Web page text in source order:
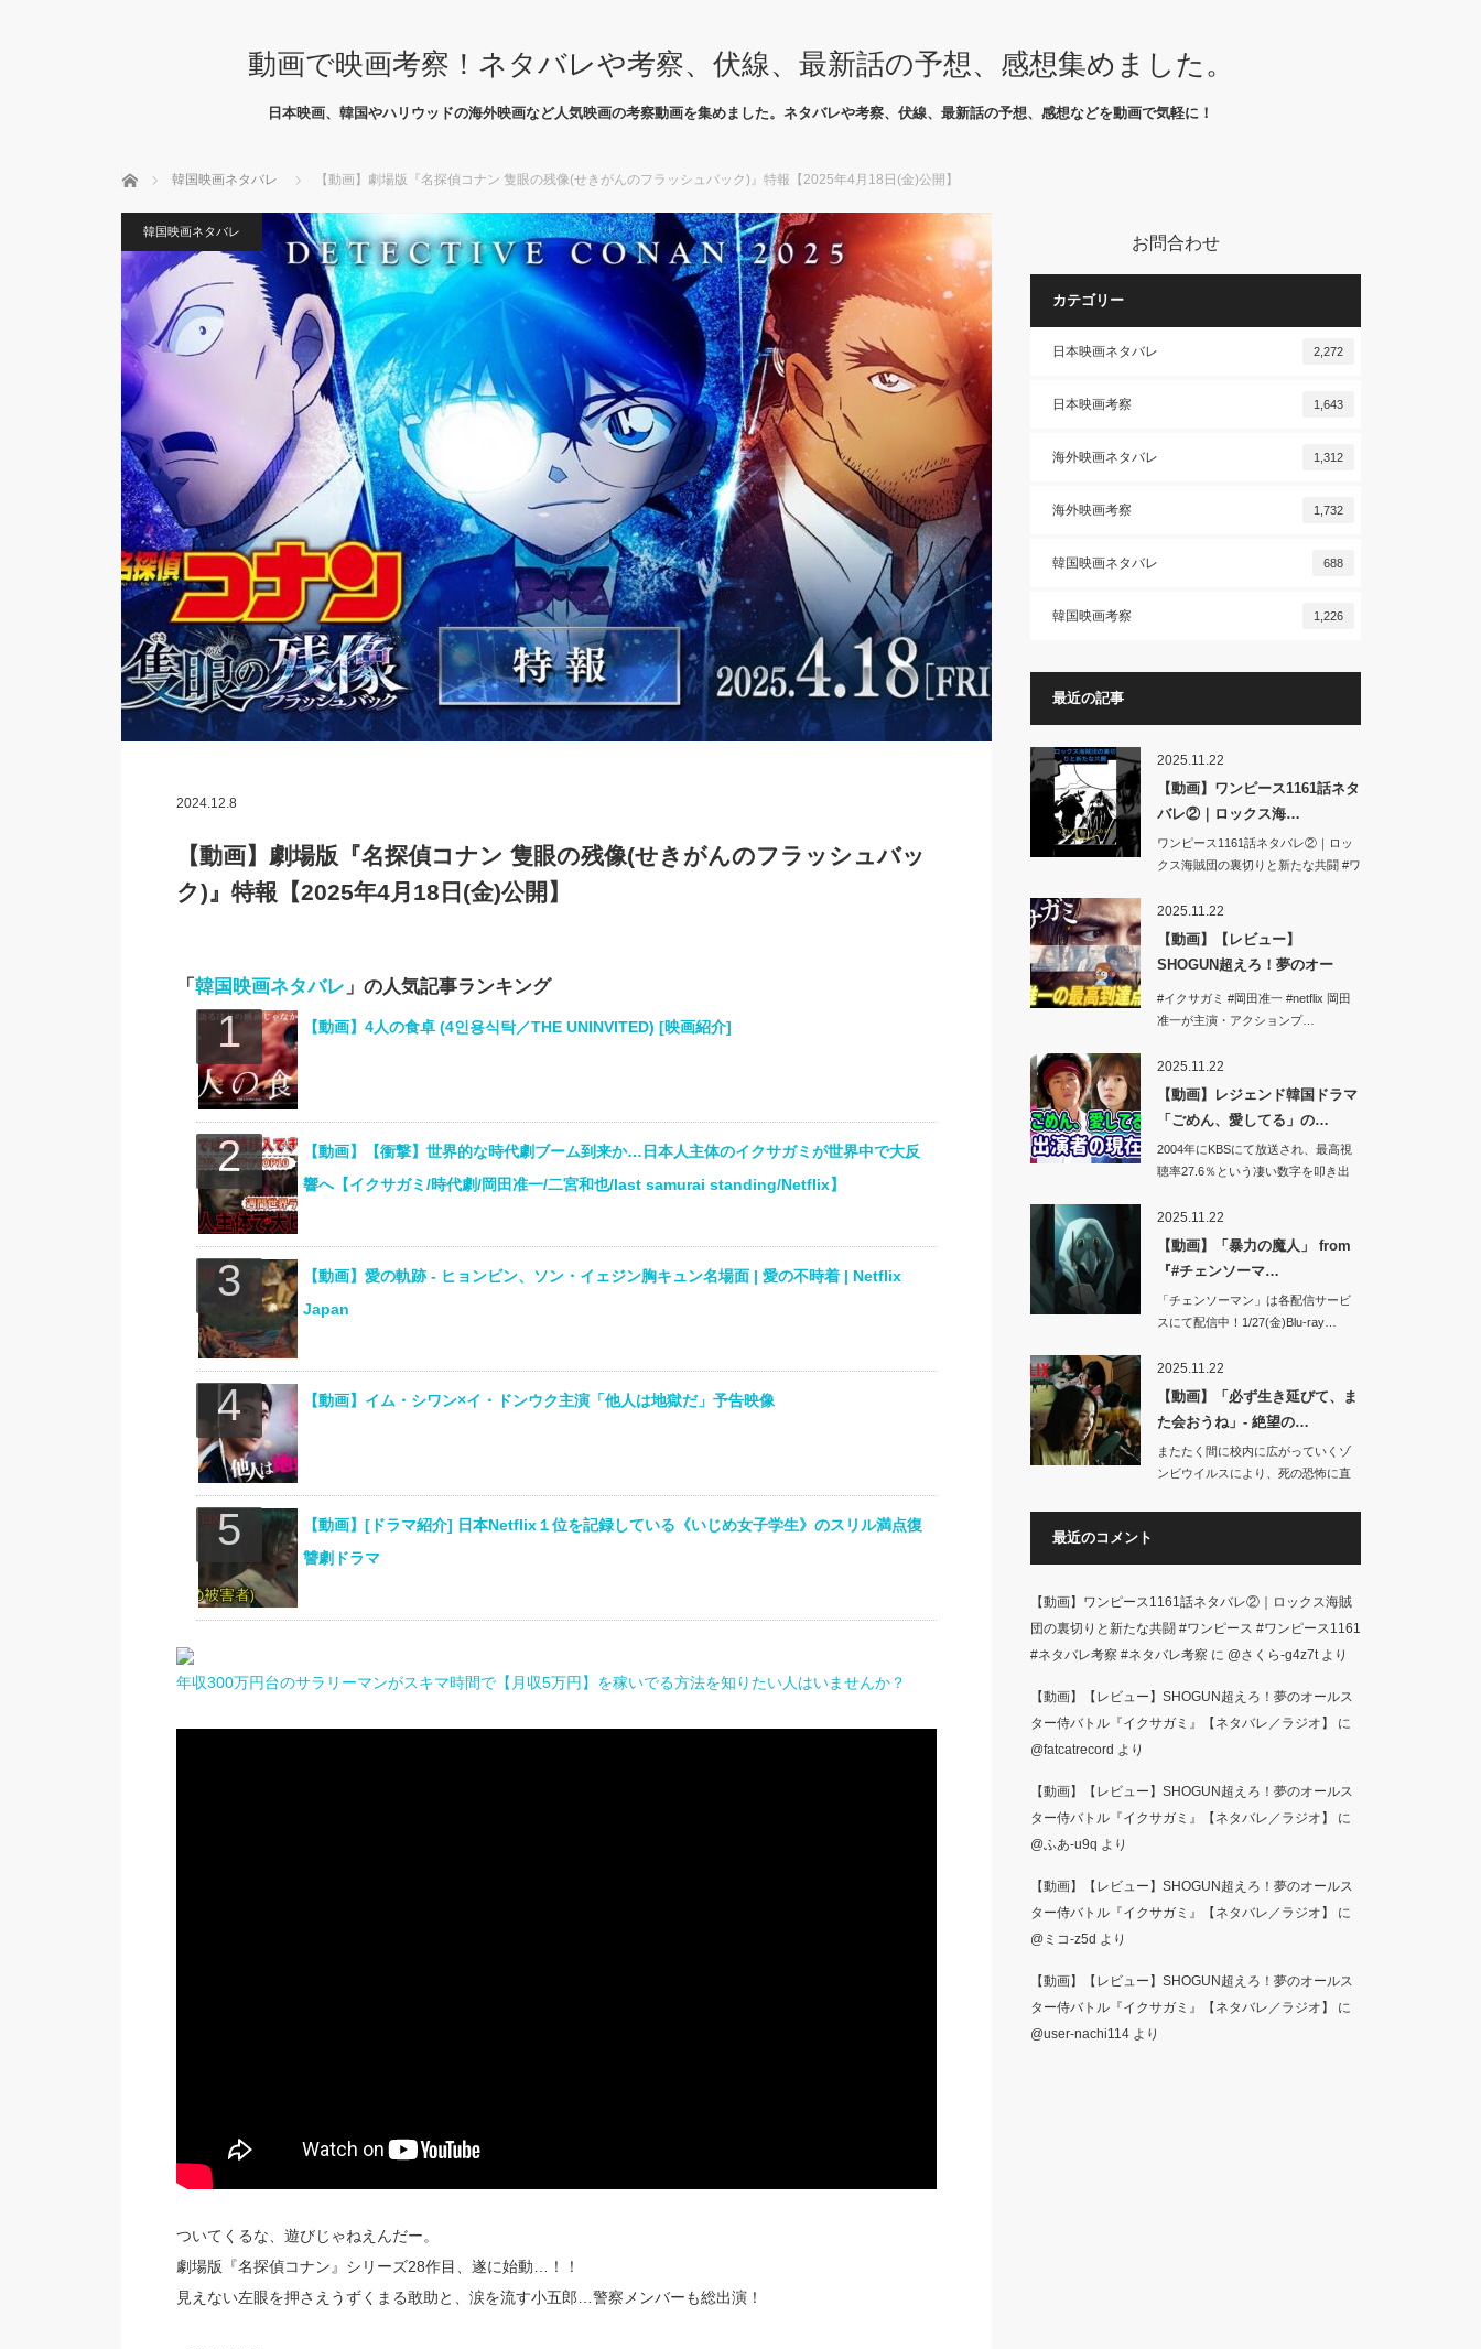
動画で映画考察！ネタバレや考察、伏線、最新話の予想、感想集めました。
日本映画、韓国やハリウッドの海外映画など人気映画の考察動画を集めました。ネタバレや考察、伏線、最新話の予想、感想などを動画で気軽に！
ホーム 韓国映画ネタバレ 【動画】劇場版『名探偵コナン 隻眼の残像(せきがんのフラッシュバック)』特報【2025年4月18日(金)公開】
韓国映画ネタバレ
2024.12.8
【動画】劇場版『名探偵コナン 隻眼の残像(せきがんのフラッシュバッ
ク)』特報【2025年4月18日(金)公開】
「 韓国映画ネタバレ 」の人気記事ランキング
【動画】4人の食卓 (4인용식탁／THE UNINVITED) [映画紹介]
【動画】【衝撃】世界的な時代劇ブーム到来か…日本人主体のイクサガミが世界中で大反
響へ【イクサガミ/時代劇/岡田准一/二宮和也/last samurai standing/Netflix】
【動画】愛の軌跡 ‐ ヒョンビン、ソン・イェジン胸キュン名場面 | 愛の不時着 | Netflix
Japan
【動画】イム・シワン×イ・ドンウク主演「他人は地獄だ」予告映像
【動画】[ドラマ紹介] 日本Netflix１位を記録している《いじめ女子学生》のスリル満点復
讐劇ドラマ
年収300万円台のサラリーマンがスキマ時間で【月収5万円】を稼いでる方法を知りたい人はいませんか？
ついてくるな、遊びじゃねえんだー。
劇場版『名探偵コナン』シリーズ28作目、遂に始動…！！
見えない左眼を押さえうずくまる敢助と、涙を流す小五郎…警察メンバーも総出演！
お問合わせ
カテゴリー
日本映画ネタバレ 2,272
日本映画考察 1,643
海外映画ネタバレ 1,312
海外映画考察 1,732
韓国映画ネタバレ 688
韓国映画考察 1,226
最近の記事
2025.11.22
【動画】ワンピース1161話ネタ
バレ②｜ロックス海…
ワンピース1161話ネタバレ②｜ロッ
クス海賊団の裏切りと新たな共闘 #ワ
2025.11.22
【動画】【レビュー】
SHOGUN超えろ！夢のオー
ル…
#イクサガミ #岡田准一 #netflix 岡田
准一が主演・アクションプ…
2025.11.22
【動画】レジェンド韓国ドラマ
「ごめん、愛してる」の…
2004年にKBSにて放送され、最高視
聴率27.6％という凄い数字を叩き出
2025.11.22
【動画】「暴力の魔人」 from
『#チェンソーマ…
「チェンソーマン」は各配信サービ
スにて配信中！1/27(金)Blu-ray…
2025.11.22
【動画】「必ず生き延びて、ま
た会おうね」- 絶望の…
またたく間に校内に広がっていくゾ
ンビウイルスにより、死の恐怖に直
最近のコメント
【動画】ワンピース1161話ネタバレ②｜ロックス海賊
団の裏切りと新たな共闘 #ワンピース #ワンピース1161
#ネタバレ考察 #ネタバレ考察 に @さくら-g4z7tより
【動画】【レビュー】SHOGUN超えろ！夢のオールス
ター侍バトル『イクサガミ』【ネタバレ／ラジオ】
に
@fatcatrecord より
【動画】【レビュー】SHOGUN超えろ！夢のオールス
ター侍バトル『イクサガミ』【ネタバレ／ラジオ】
に
@ふあ-u9q より
【動画】【レビュー】SHOGUN超えろ！夢のオールス
ター侍バトル『イクサガミ』【ネタバレ／ラジオ】
に
@ミコ-z5d より
【動画】【レビュー】SHOGUN超えろ！夢のオールス
ター侍バトル『イクサガミ』【ネタバレ／ラジオ】
に
@user-nachi114より